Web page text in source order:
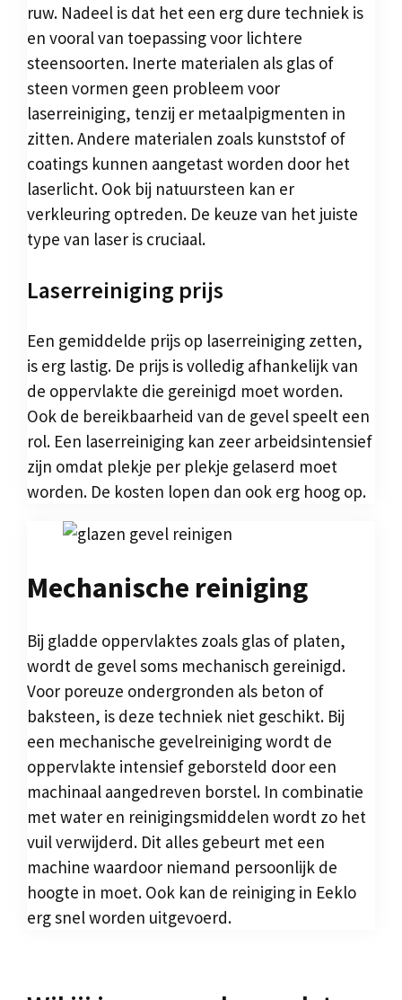
ruw. Nadeel is dat het een erg dure techniek is
en vooral van toepassing voor lichtere
steensoorten. Inerte materialen als glas of
steen vormen geen probleem voor
laserreiniging, tenzij er metaalpigmenten in
zitten. Andere materialen zoals kunststof of
coatings kunnen aangetast worden door het
laserlicht. Ook bij natuursteen kan er
verkleuring optreden. De keuze van het juiste
type van laser is cruciaal.
Laserreiniging prijs
Een gemiddelde prijs op laserreiniging zetten,
is erg lastig. De prijs is volledig afhankelijk van
de oppervlakte die gereinigd moet worden.
Ook de bereikbaarheid van de gevel speelt een
rol. Een laserreiniging kan zeer arbeidsintensief
zijn omdat plekje per plekje gelaserd moet
worden. De kosten lopen dan ook erg hoog op.
Mechanische reiniging
Bij gladde oppervlaktes zoals glas of platen,
wordt de gevel soms mechanisch gereinigd.
Voor poreuze ondergronden als beton of
baksteen, is deze techniek niet geschikt. Bij
een mechanische gevelreiniging wordt de
oppervlakte intensief geborsteld door een
machinaal aangedreven borstel. In combinatie
met water en reinigingsmiddelen wordt zo het
vuil verwijderd. Dit alles gebeurt met een
machine waardoor niemand persoonlijk de
hoogte in moet. Ook kan de reiniging in Eeklo
erg snel worden uitgevoerd.